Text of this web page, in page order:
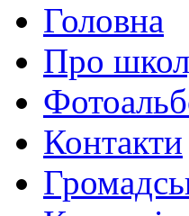
Головна
Про
Контакти